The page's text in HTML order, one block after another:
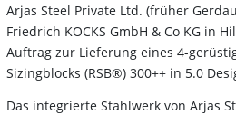
Arjas Steel Private Ltd. (früher
Friedrich KOCKS GmbH & Co KG in
Auftrag zur Lieferung eines 4-
Sizingblocks (RSB®) 300++ in 5.0
Das integrierte Stahlwerk von Arjas